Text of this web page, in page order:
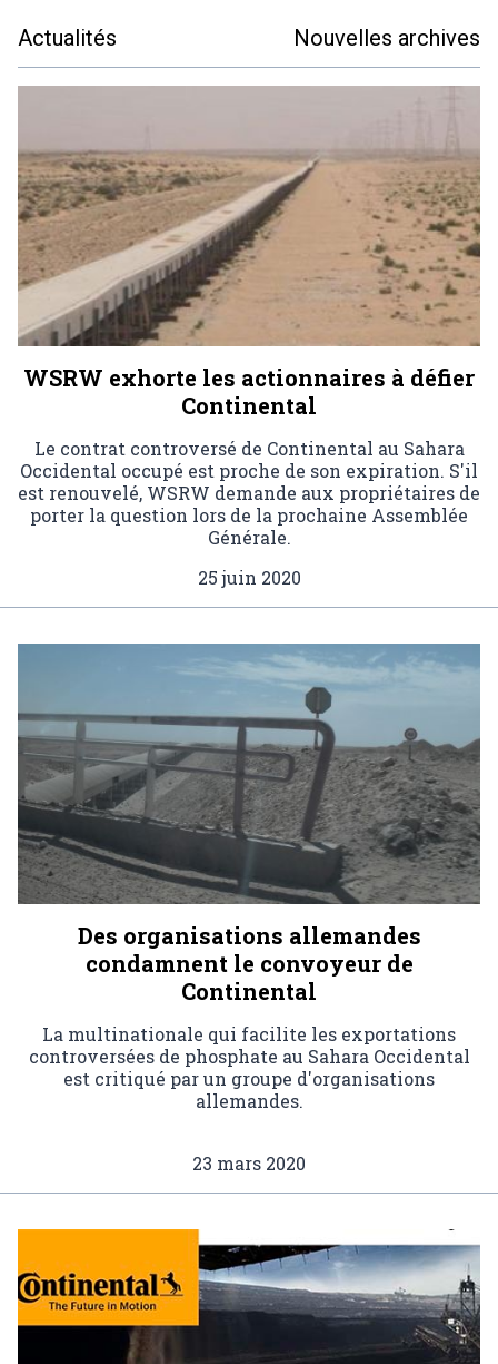
Actualités Nouvelles archives
WSRW exhorte les actionnaires à défier
Continental
Le contrat controversé de Continental au Sahara
Occidental occupé est proche de son expiration. S'il
est renouvelé, WSRW demande aux propriétaires de
porter la question lors de la prochaine Assemblée
Générale.
25 juin 2020
Des organisations allemandes
condamnent le convoyeur de
Continental
La multinationale qui facilite les exportations
controversées de phosphate au Sahara Occidental
est critiqué par un groupe d'organisations
allemandes.
23 mars 2020